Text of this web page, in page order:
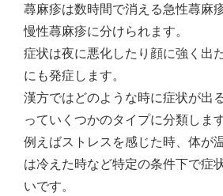
蕁麻疹は数時間で消える急性蕁麻
慢性蕁麻疹に分けられます。
症状は夜に悪化したり顔に強く出
にも発症します。
漢方ではどのような時に症状が出
っていくつかのタイプに分類します
例えばストレスを感じた時、体が
は冷えた時など特定の条件下で症
いです。